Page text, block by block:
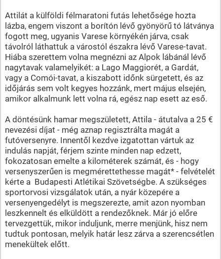
Attilát a külföldi félmaratoni futás lehetősége hozta
lázba, engem viszont a borítón lévő gyönyörű tó látványa
fogott meg, ugyanis Varese környékén járva, csak
távolról láthattuk a várostól északra lévő Varese-tavat.
Hiába szerettem volna megnézni az Alpok lábánál lévő
nagytavak valamelyikét: a Lago Maggiorét, a Gardát,
vagy a Comói-tavat, a kiszabott időnk sürgetett, és az
időjárás sem volt kegyes hozzánk, mert május elsején,
amikor alkalmunk lett volna rá, egész nap esett az eső.
A döntésünk hamar megszületett, Attila - átutalva a 25 €
nevezési díjat - még aznap regisztrálta magát a
futóversenyre. Innentől kezdve izgatottan vártuk az
indulás napját, férjem szinte minden nap edzett,
fokozatosan emelte a kilométerek számát, és - hogy
versenyszerűen is megmérettethesse magát* - felvételét
kérte a Budapesti Atlétikai Szövetségbe. A szükséges
sportorvosi vizsgálatok után, a nyár közepére a
versenyengedélyt is megszerezte, amit azon nyomban
leszkennelt és elküldött a rendezőknek. Már jó előre
tervezgettük, mikor induljunk, merre menjünk, hisz nem
tudtuk pontosan, melyik határ lesz zárva a szerencsétlen
menekültek előtt.